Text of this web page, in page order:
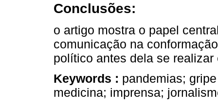
Conclusões:
o artigo mostra o papel
comunicação na
político antes dela se
Keywords : pandemias;
medicina; imprensa;